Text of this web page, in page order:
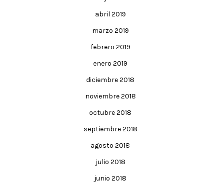
abril 2019
marzo 2019
febrero 2019
enero 2019
diciembre 2018
noviembre 2018
octubre 2018
septiembre 2018
agosto 2018
julio 2018
junio 2018